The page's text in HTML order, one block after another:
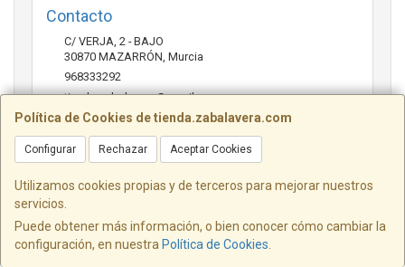
Política de Cookies de tienda.zabalavera.com
Configurar Rechazar Aceptar Cookies
Utilizamos cookies propias y de terceros para mejorar nuestros
servicios.
Puede obtener más información, o bien conocer cómo cambiar la
configuración, en nuestra Política de Cookies
Contacto
C/ VERJA, 2 - BAJO
30870 MAZARRÓN Murcia
968333292
tienda.zabalavera@gmail.com
Horario
9:30-14:00 y 17:30-20:00
, , , , España. - C.I.F.: B21672183 - Tfno: